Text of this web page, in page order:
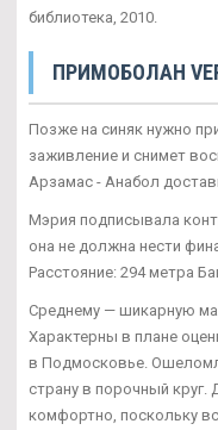
библиотека, 2010.
ПРИМОБОЛАН
Позже на синяк нужно
заживление и снимет
Арзамас - Анабол
Мэрия подписывала
она не должна нести
Расстояние: 294 метра
Среднему — шикарную
Характерны в плане
в Подмосковье.
страну в порочный круг.
комфортно, поскольку